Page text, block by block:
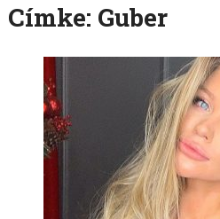
Címke: Guber